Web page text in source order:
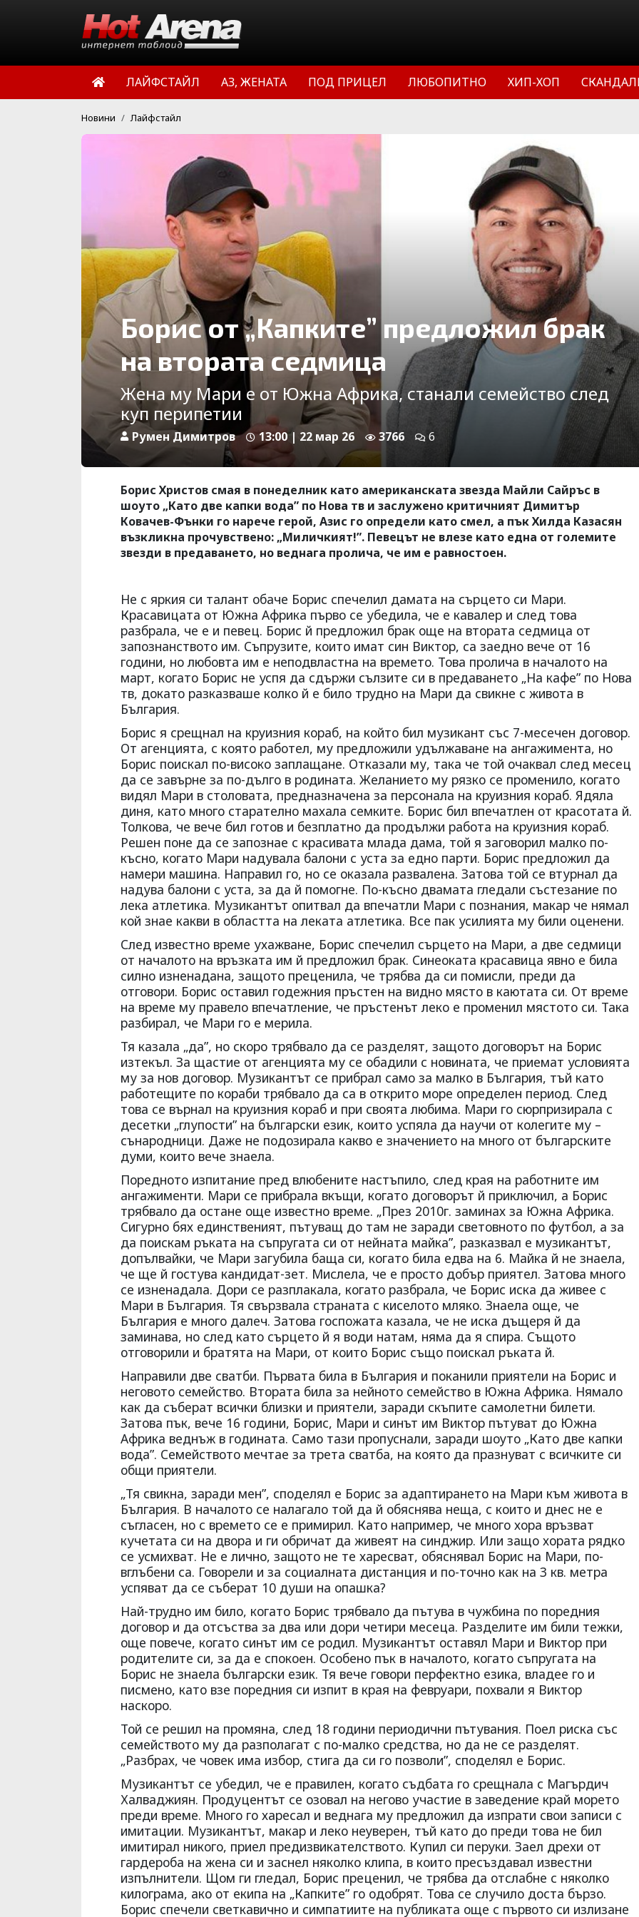
ЛАЙФСТАЙЛ АЗ, ЖЕНАТА ПОД ПРИЦЕЛ ЛЮБОПИТНО ХИП-ХОП
Новини Лайфстайл
Борис от „Капките” предложил брак
на втората седмица
Жена му Мари е от Южна Африка, станали семейство след
куп перипетии
Румен Димитров 13:00 | 22 мар 26 3766 6
Борис Христов смая в понеделник като американската звезда Майли Сайръс в
шоуто „Като две капки вода” по Нова тв и заслужено критичният Димитър
Ковачев-Фънки го нарече герой, Азис го определи като смел, а пък Хилда Казасян
възкликна прочувствено: „Миличкият!”. Певецът не влезе като една от големите
звезди в предаването, но веднага пролича, че им е равностоен.
Не с яркия си талант обаче Борис спечелил дамата на сърцето си Мари.
Красавицата от Южна Африка първо се убедила, че е кавалер и след това
разбрала, че е и певец. Борис й предложил брак още на втората седмица от
запознанството им. Съпрузите, които имат син Виктор, са заедно вече от 16
години, но любовта им е неподвластна на времето. Това пролича в началото на
март, когато Борис не успя да сдържи сълзите си в предаването „На кафе” по Нова
тв, докато разказваше колко й е било трудно на Мари да свикне с живота в
България.
Борис я срещнал на круизния кораб, на който бил музикант със 7-месечен договор.
От агенцията, с която работел, му предложили удължаване на ангажимента, но
Борис поискал по-високо заплащане. Отказали му, така че той очаквал след месец
да се завърне за по-дълго в родината. Желанието му рязко се променило, когато
видял Мари в столовата, предназначена за персонала на круизния кораб. Ядяла
диня, като много старателно махала семките. Борис бил впечатлен от красотата й.
Толкова, че вече бил готов и безплатно да продължи работа на круизния кораб.
Решен поне да се запознае с красивата млада дама, той я заговорил малко по-
късно, когато Мари надувала балони с уста за едно парти. Борис предложил да
намери машина. Направил го, но се оказала развалена. Затова той се втурнал да
надува балони с уста, за да й помогне. По-късно двамата гледали състезание по
лека атлетика. Музикантът опитвал да впечатли Мари с познания, макар че нямал
кой знае какви в областта на леката атлетика. Все пак усилията му били оценени.
След известно време ухажване, Борис спечелил сърцето на Мари, а две седмици
от началото на връзката им й предложил брак. Синеоката красавица явно е била
силно изненадана, защото преценила, че трябва да си помисли, преди да
отговори. Борис оставил годежния пръстен на видно място в каютата си. От време
на време му правело впечатление, че пръстенът леко е променил мястото си. Така
разбирал, че Мари го е мерила.
Тя казала „да”, но скоро трябвало да се разделят, защото договорът на Борис
изтекъл. За щастие от агенцията му се обадили с новината, че приемат условията
му за нов договор. Музикантът се прибрал само за малко в България, тъй като
работещите по кораби трябвало да са в открито море определен период. След
това се върнал на круизния кораб и при своята любима. Мари го сюрпризирала с
десетки „глупости” на български език, които успяла да научи от колегите му –
сънародници. Даже не подозирала какво е значението на много от българските
думи, които вече знаела.
Поредното изпитание пред влюбените настъпило, след края на работните им
ангажименти. Мари се прибрала вкъщи, когато договорът й приключил, а Борис
трябвало да остане още известно време. „През 2010г. заминах за Южна Африка.
Сигурно бях единственият, пътуващ до там не заради световното по футбол, а за
да поискам ръката на съпругата си от нейната майка”, разказвал е музикантът,
допълвайки, че Мари загубила баща си, когато била едва на 6. Майка й не знаела,
че ще й гостува кандидат-зет. Мислела, че е просто добър приятел. Затова много
се изненадала. Дори се разплакала, когато разбрала, че Борис иска да живее с
Мари в България. Тя свързвала страната с киселото мляко. Знаела още, че
България е много далеч. Затова госпожата казала, че не иска дъщеря й да
заминава, но след като сърцето й я води натам, няма да я спира. Същото
отговорили и братята на Мари, от които Борис също поискал ръката й.
Направили две сватби. Първата била в България и поканили приятели на Борис и
неговото семейство. Втората била за нейното семейство в Южна Африка. Нямало
как да съберат всички близки и приятели, заради скъпите самолетни билети.
Затова пък, вече 16 години, Борис, Мари и синът им Виктор пътуват до Южна
Африка веднъж в годината. Само тази пропуснали, заради шоуто „Като две капки
вода”. Семейството мечтае за трета сватба, на която да празнуват с всичките си
общи приятели.
„Тя свикна, заради мен”, споделял е Борис за адаптирането на Мари към живота в
България. В началото се налагало той да й обяснява неща, с които и днес не е
съгласен, но с времето се е примирил. Като например, че много хора връзват
кучетата си на двора и ги обричат да живеят на синджир. Или защо хората рядко
се усмихват. Не е лично, защото не те харесват, обяснявал Борис на Мари, по-
вглъбени са. Говорели и за социалната дистанция и по-точно как на 3 кв. метра
успяват да се съберат 10 души на опашка?
Най-трудно им било, когато Борис трябвало да пътува в чужбина по поредния
договор и да отсъства за два или дори четири месеца. Разделите им били тежки,
още повече, когато синът им се родил. Музикантът оставял Мари и Виктор при
родителите си, за да е спокоен. Особено пък в началото, когато съпругата на
Борис не знаела български език. Тя вече говори перфектно езика, владее го и
писмено, като взе поредния си изпит в края на февруари, похвали я Виктор
наскоро.
Той се решил на промяна, след 18 години периодични пътувания. Поел риска със
семейството му да разполагат с по-малко средства, но да не се разделят.
„Разбрах, че човек има избор, стига да си го позволи”, споделял е Борис.
Музикантът се убедил, че е правилен, когато съдбата го срещнала с Магърдич
Халваджиян. Продуцентът се озовал на негово участие в заведение край морето
преди време. Много го харесал и веднага му предложил да изпрати свои записи с
имитации. Музикантът, макар и леко неуверен, тъй като до преди това не бил
имитирал никого, приел предизвикателството. Купил си перуки. Заел дрехи от
гардероба на жена си и заснел няколко клипа, в които пресъздавал известни
изпълнители. Щом ги гледал, Борис преценил, че трябва да отслабне с няколко
килограма, ако от екипа на „Капките” го одобрят. Това се случило доста бързо.
Борис спечели светкавично и симпатиите на публиката още с първото си излизане